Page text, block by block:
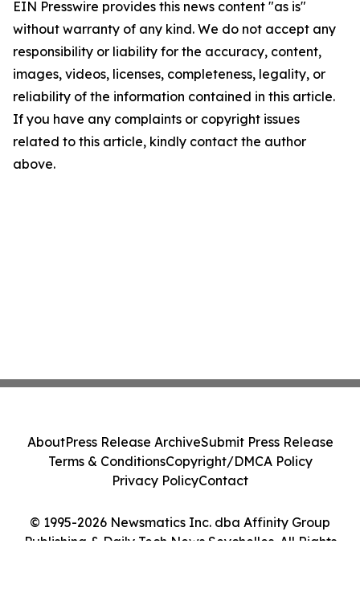
EIN Presswire provides this news content "as is"
without warranty of any kind. We do not accept any
responsibility or liability for the accuracy, content,
images, videos, licenses, completeness, legality, or
reliability of the information contained in this article.
If you have any complaints or copyright issues
related to this article, kindly contact the author
above.
© 1995-2026 Newsmatics Inc. dba Affinity Group
Publishing & Daily Tech News Seychelles. All Rights
AboutPress Release ArchiveSubmit Press Release
Terms & ConditionsCopyright/DMCA Policy
Privacy PolicyContact